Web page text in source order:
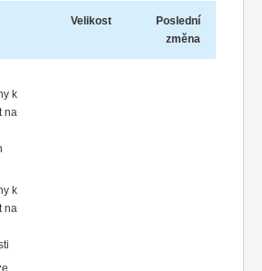
Velikost
Poslední
změna
k
na
k
na